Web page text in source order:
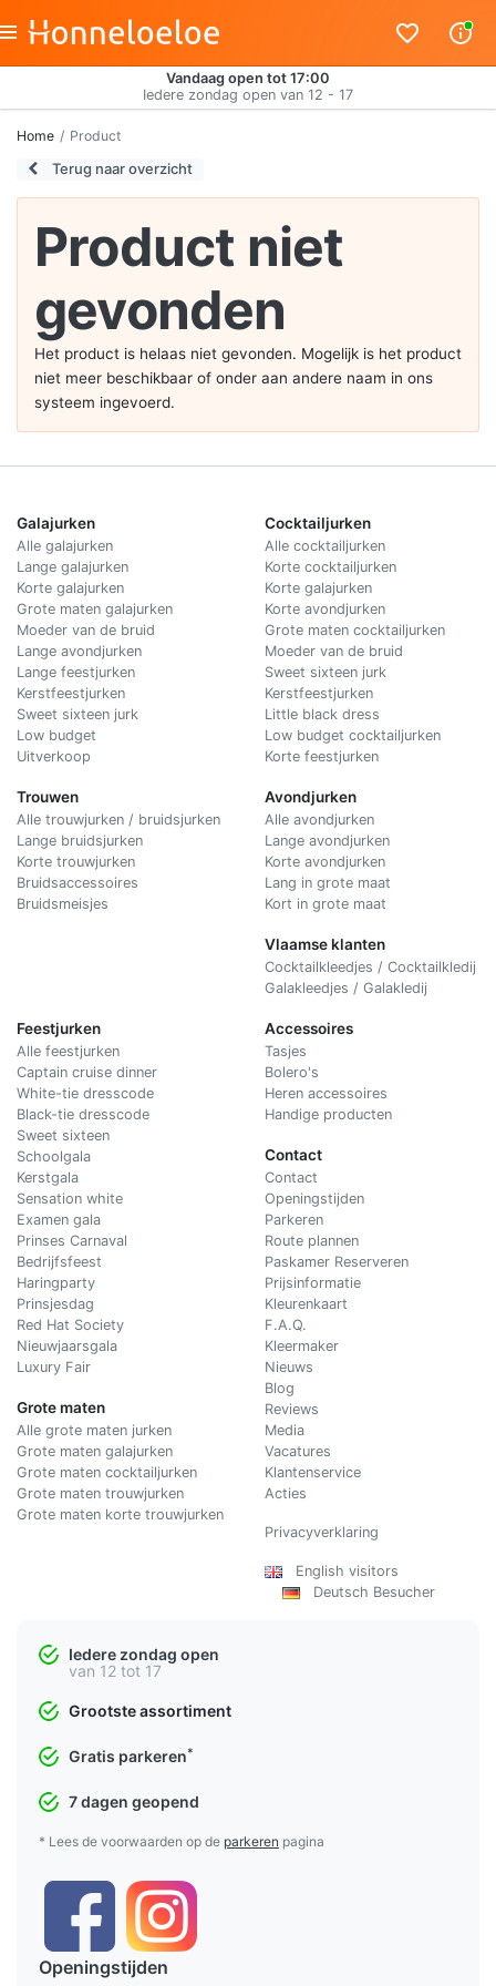
Vandaag open tot 17:00
Iedere zondag open van 12 - 17
Home Product
Terug naar overzicht
Product niet
gevonden
Het product is helaas niet gevonden. Mogelijk is het product
niet meer beschikbaar of onder aan andere naam in ons
systeem ingevoerd.
Galajurken
Alle galajurken
Lange galajurken
Korte galajurken
Grote maten galajurken
Moeder van de bruid
Lange avondjurken
Lange feestjurken
Kerstfeestjurken
Sweet sixteen jurk
Low budget
Uitverkoop
Trouwen
Alle trouwjurken / bruidsjurken
Lange bruidsjurken
Korte trouwjurken
Bruidsaccessoires
Bruidsmeisjes
Cocktailjurken
Alle cocktailjurken
Korte cocktailjurken
Korte galajurken
Korte avondjurken
Grote maten cocktailjurken
Moeder van de bruid
Sweet sixteen jurk
Kerstfeestjurken
Little black dress
Low budget cocktailjurken
Korte feestjurken
Avondjurken
Alle avondjurken
Lange avondjurken
Korte avondjurken
Lang in grote maat
Kort in grote maat
Vlaamse klanten
Cocktailkleedjes / Cocktailkledij
Galakleedjes / Galakledij
Feestjurken
Alle feestjurken
Captain cruise dinner
White-tie dresscode
Black-tie dresscode
Sweet sixteen
Schoolgala
Kerstgala
Sensation white
Examen gala
Prinses Carnaval
Bedrijfsfeest
Haringparty
Prinsjesdag
Red Hat Society
Nieuwjaarsgala
Luxury Fair
Grote maten
Alle grote maten jurken
Grote maten galajurken
Grote maten cocktailjurken
Grote maten trouwjurken
Grote maten korte trouwjurken
Accessoires
Tasjes
Bolero's
Heren accessoires
Handige producten
Contact
Contact
Openingstijden
Parkeren
Route plannen
Paskamer Reserveren
Prijsinformatie
Kleurenkaart
F.A.Q.
Kleermaker
Nieuws
Blog
Reviews
Media
Vacatures
Klantenservice
Acties
Privacyverklaring
English visitors
Deutsch Besucher
Iedere zondag open
van 12 tot 17
Grootste assortiment
Gratis parkeren*
7 dagen geopend
* Lees de voorwaarden op de parkeren pagina
Openingstijden